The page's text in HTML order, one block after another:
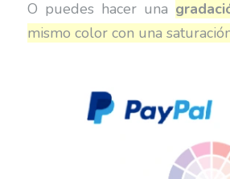
O puedes hacer una
mismo color con una